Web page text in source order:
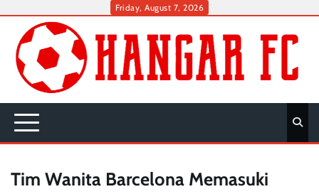
content
Friday, August 7, 2026
Tim Wanita Barcelona Memasuki